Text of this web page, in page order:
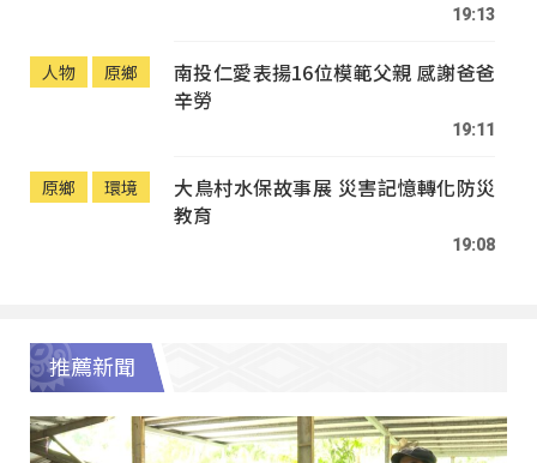
19:13
人物 原鄉
南投仁愛表揚16位模範父親 感謝爸爸
辛勞
19:11
原鄉 環境
大鳥村水保故事展 災害記憶轉化防災
教育
19:08
推薦新聞